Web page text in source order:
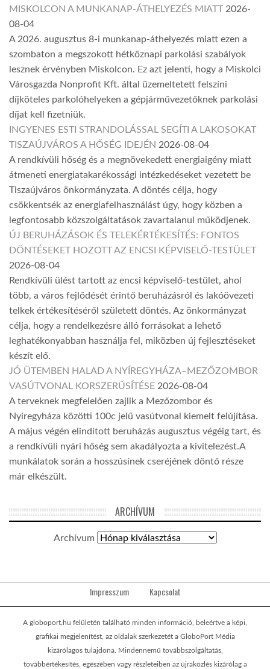
MISKOLCON A MUNKANAP-ÁTHELYEZÉS MIATT 2026-
08-04
A 2026. augusztus 8-i munkanap-áthelyezés miatt ezen a
szombaton a megszokott hétköznapi parkolási szabályok
lesznek érvényben Miskolcon. Ez azt jelenti, hogy a Miskolci
Városgazda Nonprofit Kft. által üzemeltetett felszíni
díjköteles parkolóhelyeken a gépjárművezetőknek parkolási
díjat kell fizetniük.
INGYENES ESTI STRANDOLÁSSAL SEGÍTI A LAKOSOKAT
TISZAÚJVÁROS A HŐSÉG IDEJÉN 2026-08-04
A rendkívüli hőség és a megnövekedett energiaigény miatt
átmeneti energiatakarékossági intézkedéseket vezetett be
Tiszaújváros önkormányzata. A döntés célja, hogy
csökkentsék az energiafelhasználást úgy, hogy közben a
legfontosabb közszolgáltatások zavartalanul működjenek.
ÚJ BERUHÁZÁSOK ÉS TELEKÉRTÉKESÍTÉS: FONTOS
DÖNTÉSEKET HOZOTT AZ ENCSI KÉPVISELŐ-TESTÜLET
2026-08-04
Rendkívüli ülést tartott az encsi képviselő-testület, ahol
több, a város fejlődését érintő beruházásról és lakóövezeti
telkek értékesítéséről született döntés. Az önkormányzat
célja, hogy a rendelkezésre álló forrásokat a lehető
leghatékonyabban használja fel, miközben új fejlesztéseket
készít elő.
JÓ ÜTEMBEN HALAD A NYÍREGYHÁZA–MEZŐZOMBOR
VASÚTVONAL KORSZERŰSÍTÉSE 2026-08-04
A terveknek megfelelően zajlik a Mezőzombor és
Nyíregyháza közötti 100c jelű vasútvonal kiemelt felújítása.
A május végén elindított beruházás augusztus végéig tart, és
a rendkívüli nyári hőség sem akadályozta a kivitelezést.A
munkálatok során a hosszúsínek cseréjének döntő része
már elkészült.
ARCHÍVUM
Archívum
Impresszum Kapcsolat
A globoport.hu felületén található minden információ, beleértve a képi,
grafikai megjelenítést, az oldalak szerkezetét a GloboPort Média
kizárólagos tulajdona. Mindennemű továbbszolgáltatás,
továbbértékesítés, egészében vagy részleteiben az újraközlés kizárólag a